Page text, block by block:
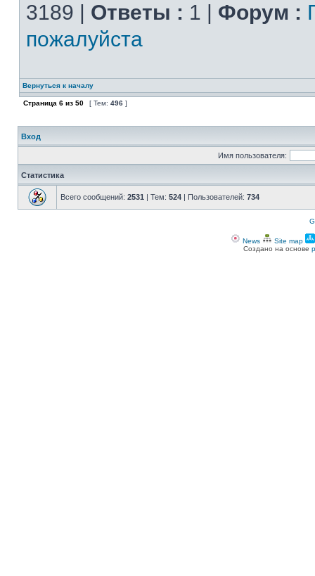
3189 | Ответы : 1 | Форум :
пожалуйста
Вернуться к началу
Страница 6 из 50 [ Тем: 496 ]
Вход
Имя пользователя:
Статистика
Всего сообщений: 2531 | Тем: 524 | Пользователей: 734
News Site map
Создано на основе